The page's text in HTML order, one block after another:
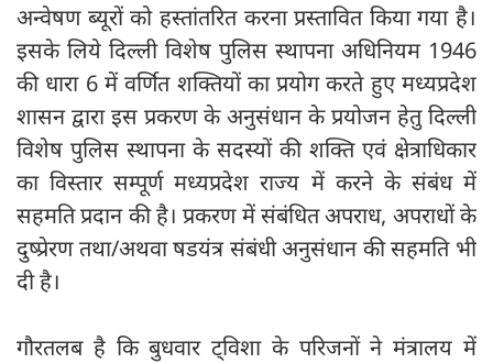
अन्वेषण ब्यूरों को हस्तांतरित करना प्रस्तावित किया गया है।
इसके लिये दिल्ली विशेष पुलिस स्थापना अधिनियम 1946
की धारा 6 में वर्णित शक्तियों का प्रयोग करते हुए मध्यप्रदेश
शासन द्वारा इस प्रकरण के अनुसंधान के प्रयोजन हेतु दिल्ली
विशेष पुलिस स्थापना के सदस्यों की शक्ति एवं क्षेत्राधिकार
का विस्तार सम्पूर्ण मध्यप्रदेश राज्य में करने के संबंध में
सहमति प्रदान की है। प्रकरण में संबंधित अपराध, अपराधों के
दुष्प्रेरण तथा/अथवा षडयंत्र संबंधी अनुसंधान की सहमति भी
दी है।
गौरतलब है कि बुधवार ट्विशा के परिजनों ने मंत्रालय में